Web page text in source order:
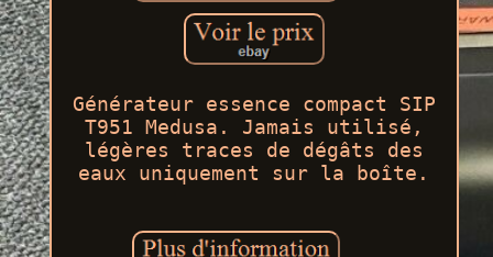
Générateur essence compact SIP
T951 Medusa. Jamais utilisé,
légères traces de dégâts des
eaux uniquement sur la boîte.